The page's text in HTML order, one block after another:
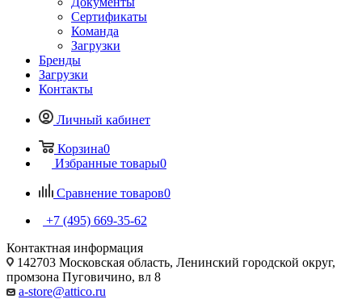
Сертификаты
Команда
Загрузки
Бренды
Загрузки
Контакты
Личный кабинет
Корзина0
Избранные товары0
Сравнение товаров0
+7 (495) 669-35-62
Контактная информация
142703 Московская область, Ленинский городской округ,
промзона Пуговичино, вл 8
a-store@attico.ru